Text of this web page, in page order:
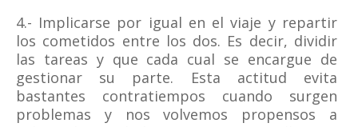
4.- Implicarse por igual en el viaje y repartir
los cometidos entre los dos. Es decir, dividir
las tareas y que cada cual se encargue de
gestionar su parte. Esta actitud evita
bastantes contratiempos cuando surgen
problemas y nos volvemos propensos a